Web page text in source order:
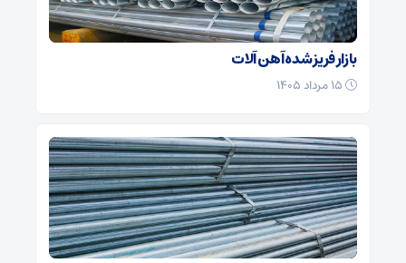
بازار فریز شده آهن آلات